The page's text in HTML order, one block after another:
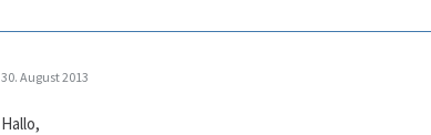
30. August 2013
Hallo,